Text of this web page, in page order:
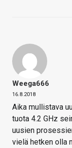
Weega666
16.8.2018
Aika mullistava
tuota 4.2 GHz
uusien
vielä hetken olla